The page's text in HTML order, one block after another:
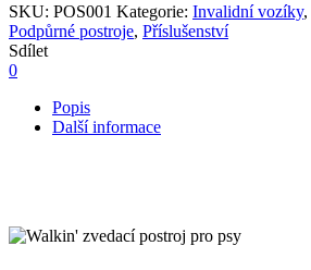
SKU: POS001 Kategorie: Invalidní vozíky,
Podpůrné postroje, Příslušenství
Sdílet
0
Popis
Další informace